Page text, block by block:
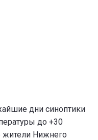
дни синоптики
до +30
жители Нижнего